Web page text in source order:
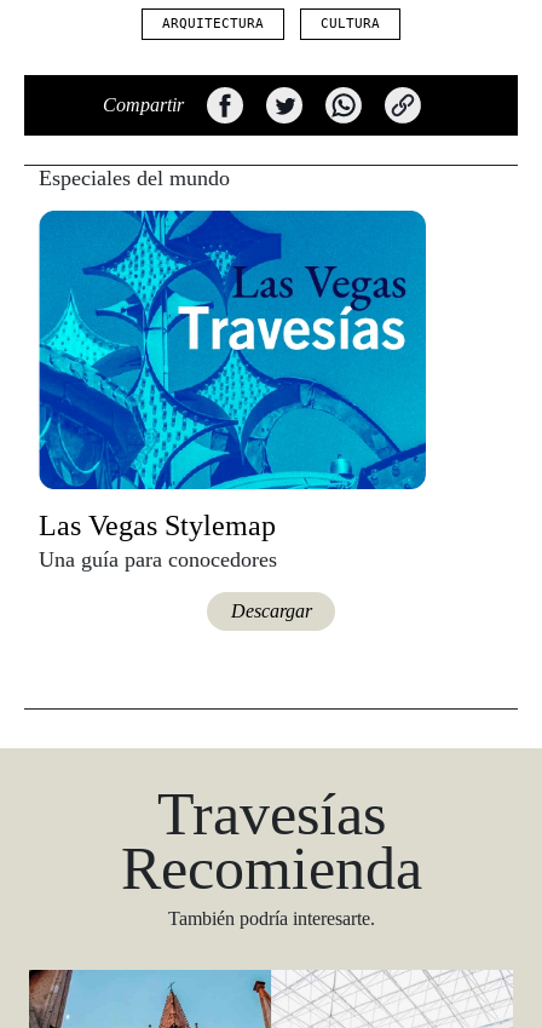
ARQUITECTURA CULTURA
Compartir
Especiales del mundo
Las Vegas Stylemap
Una guía para conocedores
Descargar
Travesías
Recomienda
También podría interesarte.